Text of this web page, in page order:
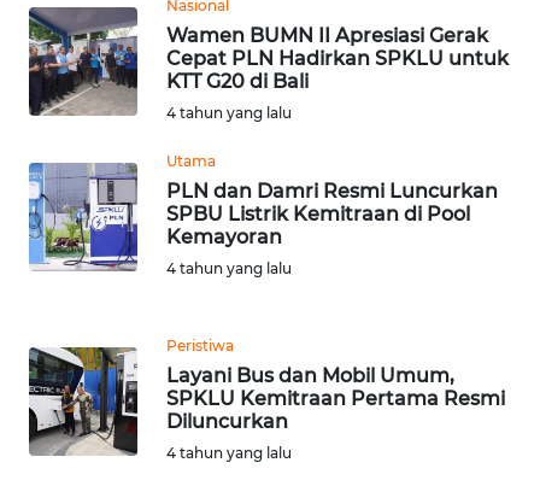
Nasional
Wamen BUMN II Apresiasi Gerak
Cepat PLN Hadirkan SPKLU untuk
KTT G20 di Bali
4 tahun yang lalu
Utama
PLN dan Damri Resmi Luncurkan
SPBU Listrik Kemitraan di Pool
Kemayoran
4 tahun yang lalu
Peristiwa
Layani Bus dan Mobil Umum,
SPKLU Kemitraan Pertama Resmi
Diluncurkan
4 tahun yang lalu
WN
SIMALUNGUN
WN
WN
TAPANULI
TENGAH
SERDANG
WN
TEBING
TINGGI